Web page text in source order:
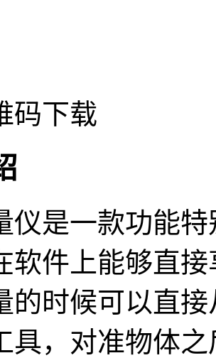
码下载
仪是一款功能
软件上能够直
的时候可以直
具，对准物体